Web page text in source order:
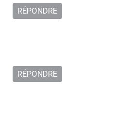
RÉPONDRE
RÉPONDRE